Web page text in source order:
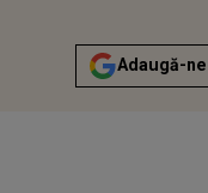
Adaugă-